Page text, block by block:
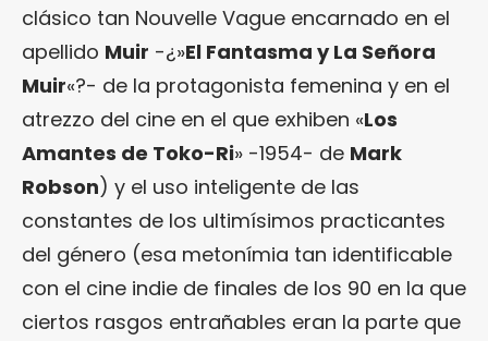
clásico tan Nouvelle Vague encarnado en el
apellido Muir -¿»El Fantasma y La Señora
Muir«?- de la protagonista femenina y en el
atrezzo del cine en el que exhiben «Los
Amantes de Toko-Ri» -1954- de Mark
Robson) y el uso inteligente de las
constantes de los ultimísimos practicantes
del género (esa metonímia tan identificable
con el cine indie de finales de los 90 en la que
ciertos rasgos entrañables eran la parte que